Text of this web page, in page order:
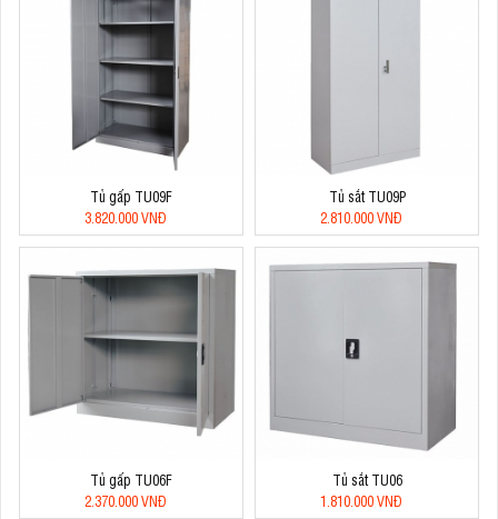
Tủ gấp TU09F
3.820.000 VNĐ
Tủ sắt TU09P
2.810.000 VNĐ
Tủ gấp TU06F
2.370.000 VNĐ
Tủ sắt TU06
1.810.000 VNĐ